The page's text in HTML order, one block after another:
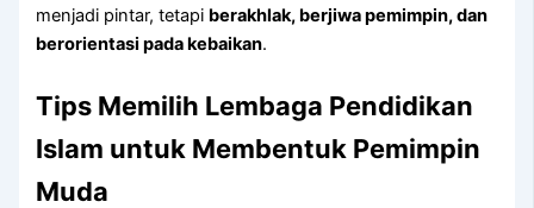
menjadi pintar, tetapi berakhlak, berjiwa pemimpin, dan
berorientasi pada kebaikan.
Tips Memilih Lembaga Pendidikan
Islam untuk Membentuk Pemimpin
Muda